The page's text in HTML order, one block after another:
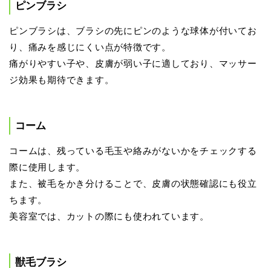
ピンブラシ
ピンブラシは、ブラシの先にピンのような球体が付いてお
り、痛みを感じにくい点が特徴です。
痛がりやすい子や、皮膚が弱い子に適しており、マッサー
ジ効果も期待できます。
コーム
コームは、残っている毛玉や絡みがないかをチェックする
際に使用します。
また、被毛をかき分けることで、皮膚の状態確認にも役立
ちます。
美容室では、カットの際にも使われています。
獣毛ブラシ